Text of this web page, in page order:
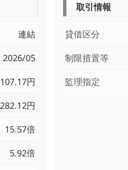
連結
2026/05
107.17円
282.12円
15.57倍
5.92倍
取引情報
貸借区分
制限措置等
監理指定